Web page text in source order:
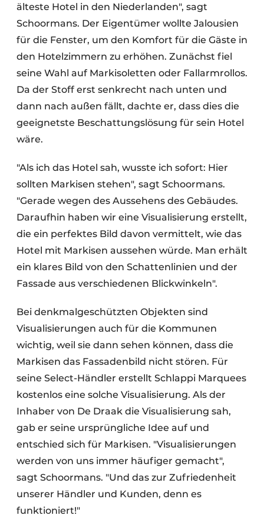
älteste Hotel in den Niederlanden", sagt
Schoormans. Der Eigentümer wollte Jalousien
für die Fenster, um den Komfort für die Gäste in
den Hotelzimmern zu erhöhen. Zunächst fiel
seine Wahl auf Markisoletten oder Fallarmrollos.
Da der Stoff erst senkrecht nach unten und
dann nach außen fällt, dachte er, dass dies die
geeignetste Beschattungslösung für sein Hotel
wäre.
"Als ich das Hotel sah, wusste ich sofort: Hier
sollten Markisen stehen", sagt Schoormans.
"Gerade wegen des Aussehens des Gebäudes.
Daraufhin haben wir eine Visualisierung erstellt,
die ein perfektes Bild davon vermittelt, wie das
Hotel mit Markisen aussehen würde. Man erhält
ein klares Bild von den Schattenlinien und der
Fassade aus verschiedenen Blickwinkeln".
Bei denkmalgeschützten Objekten sind
Visualisierungen auch für die Kommunen
wichtig, weil sie dann sehen können, dass die
Markisen das Fassadenbild nicht stören. Für
seine Select-Händler erstellt Schlappi Marquees
kostenlos eine solche Visualisierung. Als der
Inhaber von De Draak die Visualisierung sah,
gab er seine ursprüngliche Idee auf und
entschied sich für Markisen. "Visualisierungen
werden von uns immer häufiger gemacht",
sagt Schoormans. "Und das zur Zufriedenheit
unserer Händler und Kunden, denn es
funktioniert!"